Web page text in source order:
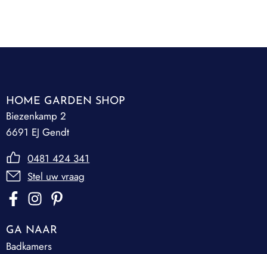
HOME GARDEN SHOP
Biezenkamp 2
6691 EJ Gendt
0481 424 341
Stel uw vraag
GA NAAR
Badkamers